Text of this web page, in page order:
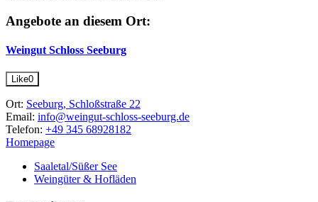
Angebote an diesem Ort:
Weingut Schloss Seeburg
Like0
Ort: Seeburg, Schloßstraße 22
Email: info@weingut-schloss-seeburg.de
Telefon: +49 345 68928182
Homepage
Saaletal/Süßer See
Weingüter & Hofläden